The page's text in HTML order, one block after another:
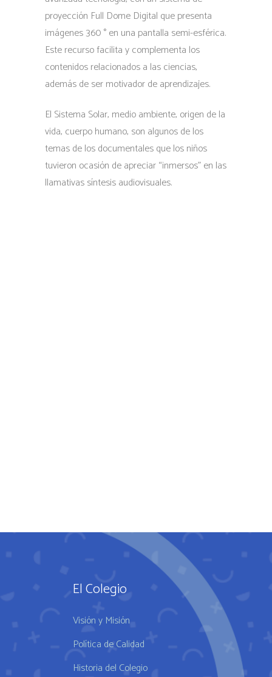
proyección Full Dome Digital que presenta
imágenes 360 ° en una pantalla semi-esférica.
Este recurso facilita y complementa los
contenidos relacionados a las ciencias,
además de ser motivador de aprendizajes.
El Sistema Solar, medio ambiente, origen de la
vida, cuerpo humano, son algunos de los
temas de los documentales que los niños
tuvieron ocasión de apreciar “inmersos” en las
llamativas síntesis audiovisuales.
El Colegio
Visión y Misión
Política de Calidad
Historia del Colegio